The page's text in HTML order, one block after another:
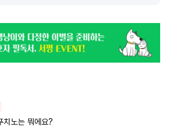
치노는 뭐에요?